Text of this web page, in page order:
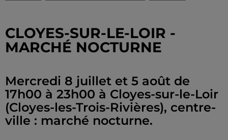
CLOYES-SUR-LE-LOIR -
MARCHÉ NOCTURNE
Mercredi 8 juillet et 5 août de
17h00 à 23h00 à Cloyes-sur-le-Loir
(Cloyes-les-Trois-Rivières), centre-
ville : marché nocturne.